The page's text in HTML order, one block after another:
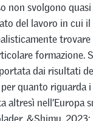
non svolgono
del lavoro in cui
formazione.
dai risultati
quanto riguarda i
altresì nell’Europa